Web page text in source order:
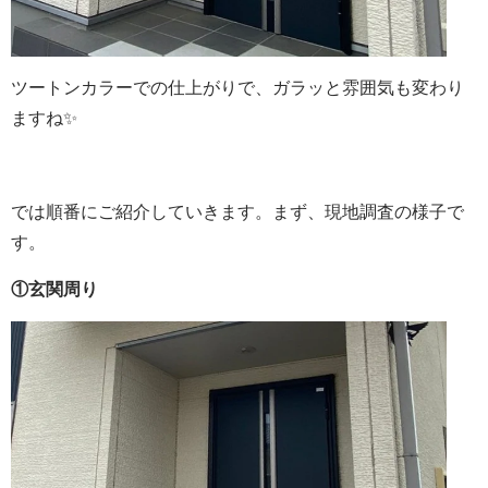
ツートンカラーでの仕上がりで、ガラッと雰囲気も変わり
ますね✨
では順番にご紹介していきます。まず、現地調査の様子で
す。
①玄関周り